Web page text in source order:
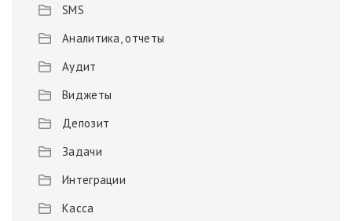
SMS
Аналитика, отчеты
Аудит
Виджеты
Депозит
Задачи
Интеграции
Касса